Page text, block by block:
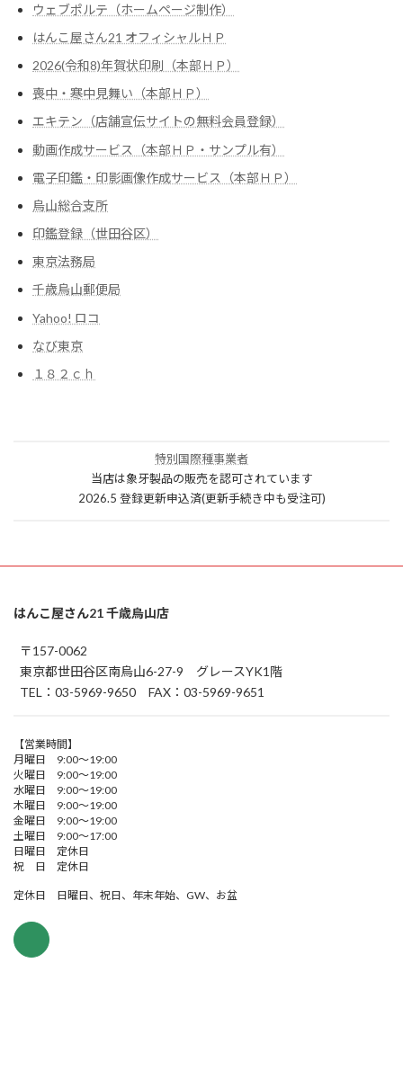
ウェブポルテ（ホームページ制作）
はんこ屋さん21 オフィシャルＨＰ
2026(令和8)年賀状印刷（本部ＨＰ）
喪中・寒中見舞い（本部ＨＰ）
エキテン（店舗宣伝サイトの無料会員登録）
動画作成サービス（本部ＨＰ・サンプル有）
電子印鑑・印影画像作成サービス（本部ＨＰ）
烏山総合支所
印鑑登録（世田谷区）
東京法務局
千歳烏山郵便局
Yahoo! ロコ
なび東京
１８２ｃｈ
特別国際種事業者
当店は象牙製品の販売を認可されています
2026.5 登録更新申込済(更新手続き中も受注可)
はんこ屋さん21 千歳烏山店
〒157-0062
東京都世田谷区南烏山6-27-9 グレースYK1階
TEL：03-5969-9650 FAX：03-5969-9651
【営業時間】
月曜日 9:00～19:00
火曜日 9:00～19:00
水曜日 9:00～19:00
木曜日 9:00～19:00
金曜日 9:00～19:00
土曜日 9:00～17:00
日曜日 定休日
祝 日 定休日
定休日 日曜日、祝日、年末年始、GW、お盆